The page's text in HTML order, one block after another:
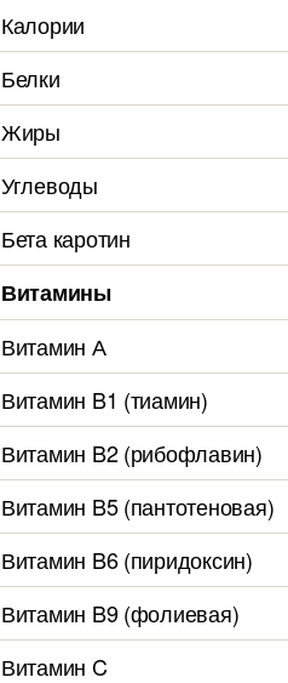
Калории
Белки
Жиры
Углеводы
Бета каротин
Витамины
Витамин А
Витамин B1 (тиамин)
Витамин B2 (рибофлавин)
Витамин B5 (пантотеновая)
Витамин B6 (пиридоксин)
Витамин B9 (фолиевая)
Витамин C